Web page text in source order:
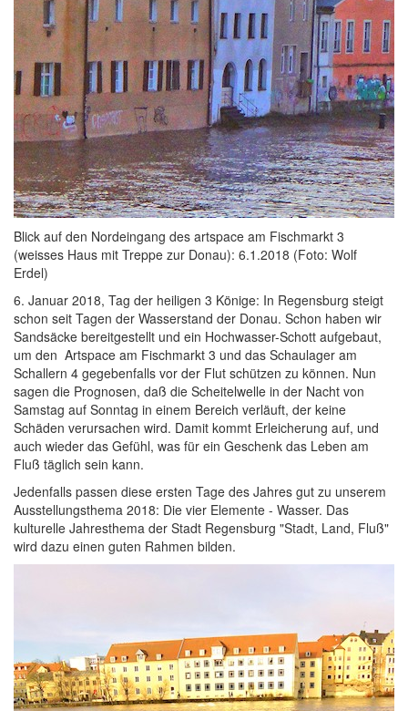
Blick auf den Nordeingang des artspace am Fischmarkt 3
(weisses Haus mit Treppe zur Donau): 6.1.2018 (Foto: Wolf
Erdel)
6. Januar 2018, Tag der heiligen 3 Könige: In Regensburg steigt
schon seit Tagen der Wasserstand der Donau. Schon haben wir
Sandsäcke bereitgestellt und ein Hochwasser-Schott aufgebaut,
um den Artspace am Fischmarkt 3 und das Schaulager am
Schallern 4 gegebenfalls vor der Flut schützen zu können. Nun
sagen die Prognosen, daß die Scheitelwelle in der Nacht von
Samstag auf Sonntag in einem Bereich verläuft, der keine
Schäden verursachen wird. Damit kommt Erleicherung auf, und
auch wieder das Gefühl, was für ein Geschenk das Leben am
Fluß täglich sein kann.
Jedenfalls passen diese ersten Tage des Jahres gut zu unserem
Ausstellungsthema 2018: Die vier Elemente - Wasser. Das
kulturelle Jahresthema der Stadt Regensburg "Stadt, Land, Fluß"
wird dazu einen guten Rahmen bilden.